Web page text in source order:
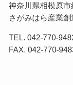
神奈川県相模原
さがみはら産業
TEL. 042-770-
FAX. 042-770-